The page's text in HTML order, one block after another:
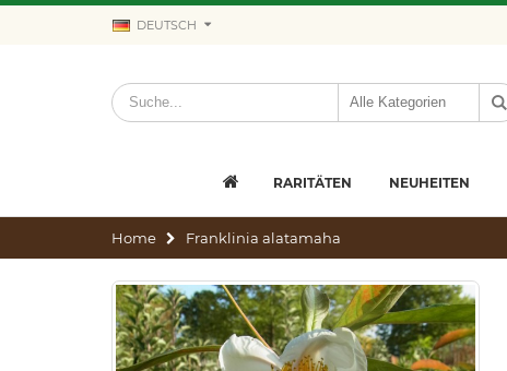
DEUTSCH
RARITÄTEN NEUHEITEN
Home Franklinia alatamaha